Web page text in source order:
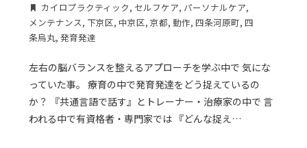
カイロプラクティック, セルフケア, パーソナルケア,
メンテナンス, 下京区,中京区,京都,動作,四条河原町,四
条烏丸,発育発達
左右の脳バランスを整えるアプローチを学ぶ中で 気にな
っていた事。 療育の中で発育発達をどう捉えているの
か？ 『共通言語で話す』とトレーナー・治療家の中で 言
われる中で有資格者・専門家では 『どんな捉え…